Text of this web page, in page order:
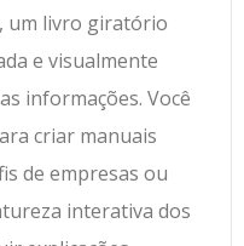
um livro giratório
e visualmente
informações. Você
criar manuais
de empresas ou
interativa dos